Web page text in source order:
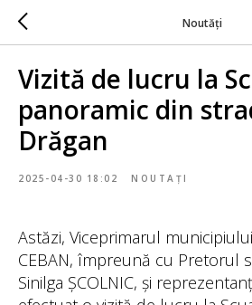
Noutăți
Vizită de lucru la
panoramic din
Drăgan
2025-04-30 18:02 NOUTAȚI
Astăzi, Viceprimarul
CEBAN, împreună cu Pretorul
Sinilga ȘCOLNIC, și